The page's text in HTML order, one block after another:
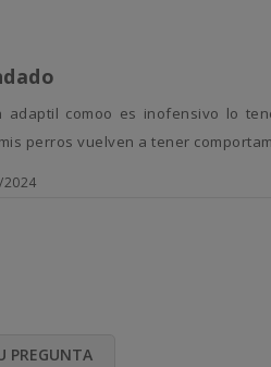
perros vuelven a tener
2024
PREGUNTA